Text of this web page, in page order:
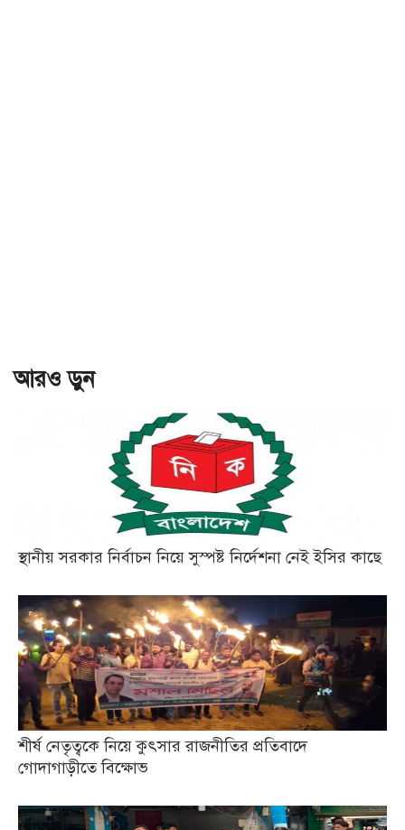
আরও ড়ুন
স্থানীয় সরকার নির্বাচন নিয়ে সুস্পষ্ট নির্দেশনা নেই ইসির কাছে
শীর্ষ নেতৃত্বকে নিয়ে কুৎসার রাজনীতির প্রতিবাদে
গোদাগাড়ীতে বিক্ষোভ